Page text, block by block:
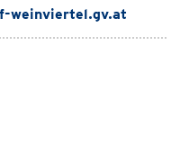
weinviertel.gv.at